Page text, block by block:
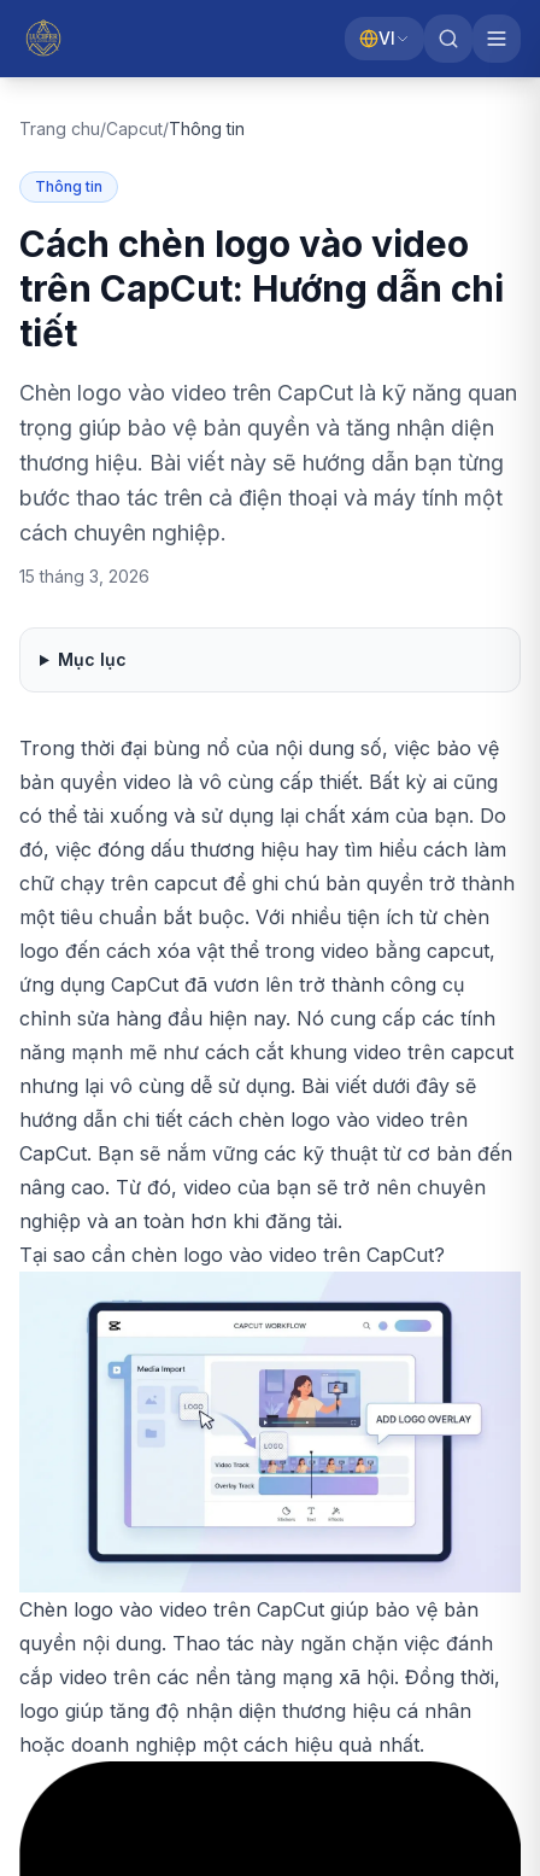
VI
Trang chu/Capcut/Thông tin
Thông tin
Cách chèn logo vào video
trên CapCut: Hướng dẫn chi
tiết
Chèn logo vào video trên CapCut là kỹ năng quan
trọng giúp bảo vệ bản quyền và tăng nhận diện
thương hiệu. Bài viết này sẽ hướng dẫn bạn từng
bước thao tác trên cả điện thoại và máy tính một
cách chuyên nghiệp.
15 tháng 3, 2026
Mục lục
Trong thời đại bùng nổ của nội dung số, việc bảo vệ
bản quyền video là vô cùng cấp thiết. Bất kỳ ai cũng
có thể tải xuống và sử dụng lại chất xám của bạn. Do
đó, việc đóng dấu thương hiệu hay tìm hiểu cách làm
chữ chạy trên capcut để ghi chú bản quyền trở thành
một tiêu chuẩn bắt buộc. Với nhiều tiện ích từ chèn
logo đến cách xóa vật thể trong video bằng capcut,
ứng dụng CapCut đã vươn lên trở thành công cụ
chỉnh sửa hàng đầu hiện nay. Nó cung cấp các tính
năng mạnh mẽ như cách cắt khung video trên capcut
nhưng lại vô cùng dễ sử dụng. Bài viết dưới đây sẽ
hướng dẫn chi tiết cách chèn logo vào video trên
CapCut. Bạn sẽ nắm vững các kỹ thuật từ cơ bản đến
nâng cao. Từ đó, video của bạn sẽ trở nên chuyên
nghiệp và an toàn hơn khi đăng tải.
Tại sao cần chèn logo vào video trên CapCut?
Chèn logo vào video trên CapCut giúp bảo vệ bản
quyền nội dung. Thao tác này ngăn chặn việc đánh
cắp video trên các nền tảng mạng xã hội. Đồng thời,
logo giúp tăng độ nhận diện thương hiệu cá nhân
hoặc doanh nghiệp một cách hiệu quả nhất.